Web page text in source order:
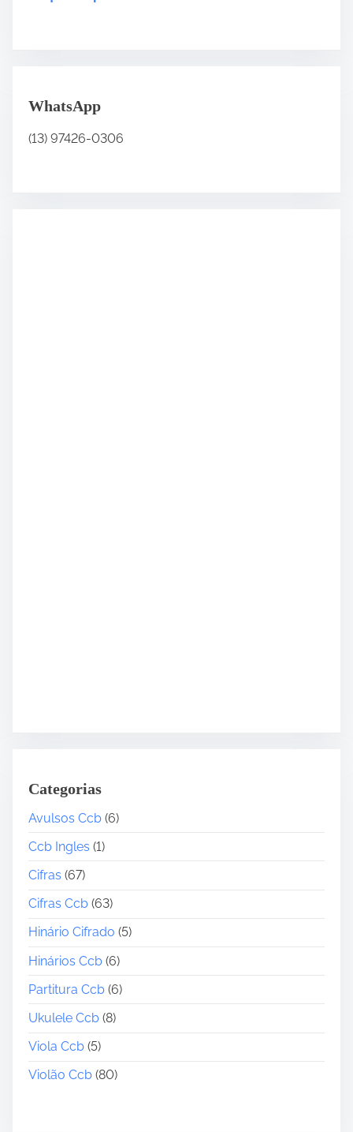
WhatsApp
(13) 97426-0306
Categorias
Avulsos Ccb (6)
Ccb Ingles (1)
Cifras (67)
Cifras Ccb (63)
Hinário Cifrado (5)
Hinários Ccb (6)
Partitura Ccb (6)
Ukulele Ccb (8)
Viola Ccb (5)
Violão Ccb (80)